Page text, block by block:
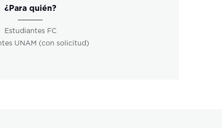
¿Para quién?
Estudiantes FC
UNAM (con solicitud)